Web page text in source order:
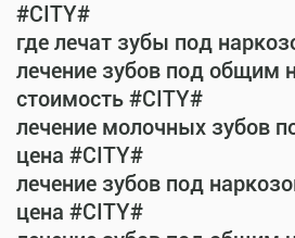
#CITY#
где лечат зубы под
лечение зубов под общим
стоимость #CITY#
лечение молочных зубов
цена #CITY#
лечение зубов под
цена #CITY#